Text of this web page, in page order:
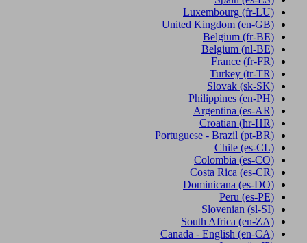
Luxembourg (fr-LU)
United Kingdom (en-GB)
Belgium (fr-BE)
Belgium (nl-BE)
France (fr-FR)
Turkey (tr-TR)
Slovak (sk-SK)
Philippines (en-PH)
Argentina (es-AR)
Croatian (hr-HR)
Portuguese - Brazil (pt-BR)
Chile (es-CL)
Colombia (es-CO)
Costa Rica (es-CR)
Dominicana (es-DO)
Peru (es-PE)
Slovenian (sl-SI)
South Africa (en-ZA)
Canada - English (en-CA)